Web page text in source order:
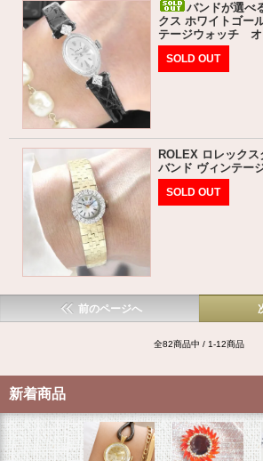
バンドが選べ
クス ホワイトゴー
テージウォッチ オ
SOLD OUT
ROLEX ロレック
バンド ヴィンテー
SOLD OUT
前のページへ
全82商品中 / 1-12商品
新着商品